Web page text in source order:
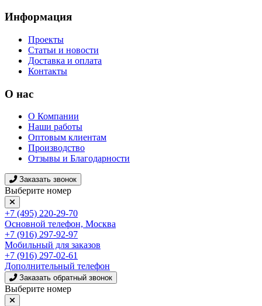
Информация
Проекты
Статьи и новости
Доставка и оплата
Контакты
О нас
О Компании
Наши работы
Оптовым клиентам
Производство
Отзывы и Благодарности
Заказать звонок
Выберите номер
+7 (495) 220-29-70
Основной телефон, Москва
+7 (916) 297-92-97
Мобильный для заказов
+7 (916) 297-02-61
Дополнительный телефон
Заказать обратный звонок
Выберите номер